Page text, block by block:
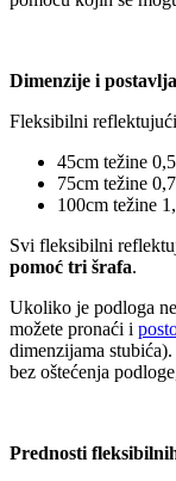
Dimenzije i
Fleksibilni
45cm težine
75cm težine
100cm težine
Svi fleksibilni
pomoć tri šrafa.
Ukoliko je podloga
možete pronaći i
dimenzijama
bez oštećenja
Prednosti